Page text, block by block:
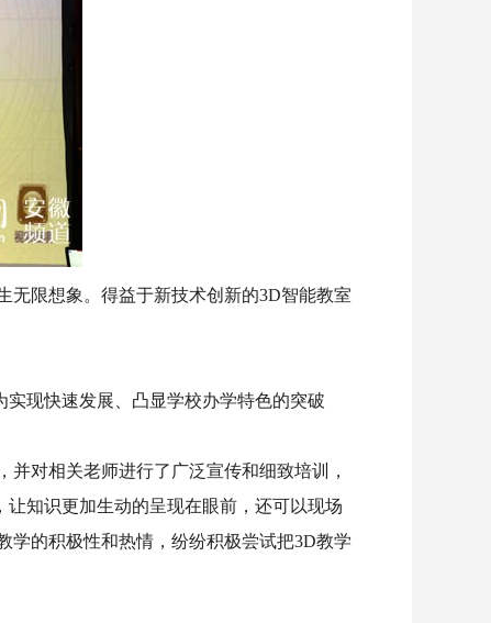
无限想象。得益于新技术创新的3D智能教室
现快速发展、凸显学校办学特色的突破
对相关老师进行了广泛宣传和细致培训，
知识更加生动的呈现在眼前，还可以现场
学的积极性和热情，纷纷积极尝试把3D教学